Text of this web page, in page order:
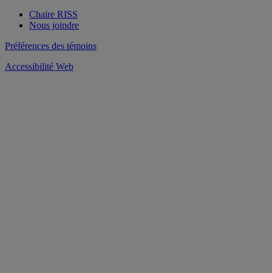
Chaire RISS
Nous joindre
Préférences des témoins
Accessibilité Web